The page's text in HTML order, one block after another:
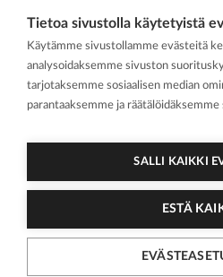
Uutiset
Ihmiset
På svenska
Kirjoitusohjeet
Hammaslääkärilehti
Tietoa sivustolla käytetyistä
Käytämme sivustollamme evästeitä
analysoidaksemme sivuston
tarjotaksemme sosiaalisen median
parantaaksemme ja räätälöidäksemme
SALLI KAIKKI
ESTÄ